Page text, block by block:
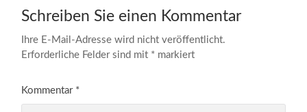
Schreiben Sie einen Kommentar
Ihre E-Mail-Adresse wird nicht veröffentlicht.
Erforderliche Felder sind mit * markiert
Kommentar *